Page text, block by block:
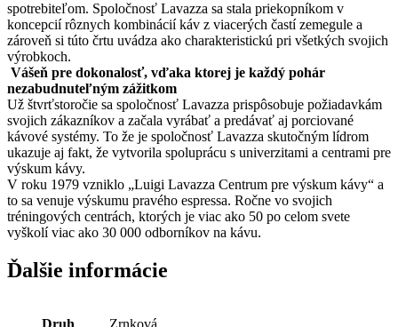
spotrebiteľom. Spoločnosť Lavazza sa stala priekopníkom v
koncepcií rôznych kombinácií káv z viacerých častí zemegule a
zároveň si túto črtu uvádza ako charakteristickú pri všetkých svojich
výrobkoch.
Vášeň pre dokonalosť, vďaka ktorej je každý pohár
nezabudnuteľným zážitkom
Už štvrťstoročie sa spoločnosť Lavazza prispôsobuje požiadavkám
svojich zákazníkov a začala vyrábať a predávať aj porciované
kávové systémy. To že je spoločnosť Lavazza skutočným lídrom
ukazuje aj fakt, že vytvorila spoluprácu s univerzitami a centrami pre
výskum kávy.
V roku 1979 vzniklo „Luigi Lavazza Centrum pre výskum kávy“ a
to sa venuje výskumu pravého espressa. Ročne vo svojich
tréningových centrách, ktorých je viac ako 50 po celom svete
vyškolí viac ako 30 000 odborníkov na kávu.
Ďalšie informácie